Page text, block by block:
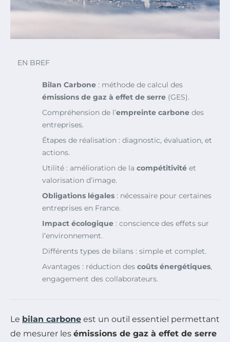
EN BREF
Bilan Carbone : méthode de calcul des
émissions de gaz à effet de serre (GES).
Compréhension de l’empreinte carbone des
entreprises.
Étapes de réalisation : diagnostic, évaluation, et
actions.
Utilité : amélioration de la compétitivité et
valorisation d’image.
Obligations légales : nécessaire pour certaines
entreprises en France.
Impact écologique : conscience des effets sur
l’environnement.
Différents types de bilans : simple et complet.
Avantages : réduction des coûts énergétiques,
engagement des collaborateurs.
Le bilan carbone est un outil essentiel permettant
de mesurer les émissions de gaz à effet de serre